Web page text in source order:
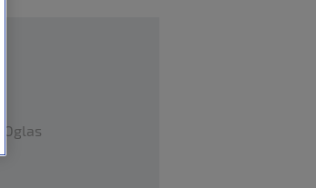
Oglas